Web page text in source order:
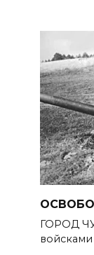
ГОРОД
войсками